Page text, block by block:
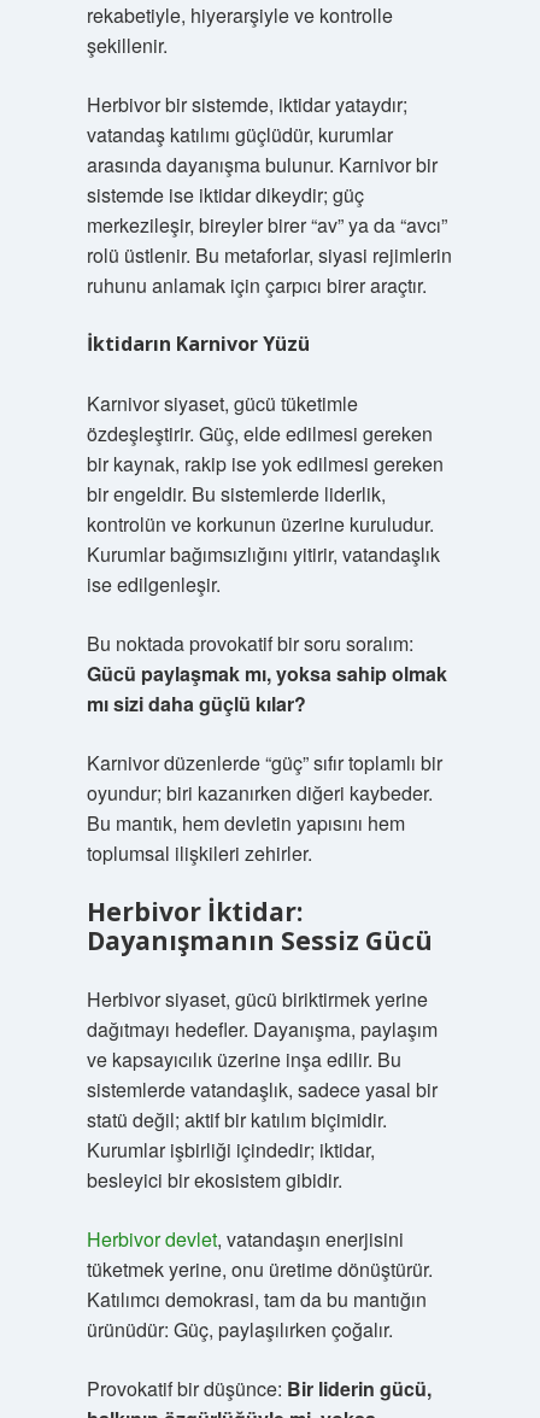
rekabetiyle, hiyerarşiyle ve kontrolle
şekillenir.
Herbivor bir sistemde, iktidar yataydır;
vatandaş katılımı güçlüdür, kurumlar
arasında dayanışma bulunur. Karnivor bir
sistemde ise iktidar dikeydir; güç
merkezileşir, bireyler birer “av” ya da “avcı”
rolü üstlenir. Bu metaforlar, siyasi rejimlerin
ruhunu anlamak için çarpıcı birer araçtır.
İktidarın Karnivor Yüzü
Karnivor siyaset, gücü tüketimle
özdeşleştirir. Güç, elde edilmesi gereken
bir kaynak, rakip ise yok edilmesi gereken
bir engeldir. Bu sistemlerde liderlik,
kontrolün ve korkunun üzerine kuruludur.
Kurumlar bağımsızlığını yitirir, vatandaşlık
ise edilgenleşir.
Bu noktada provokatif bir soru soralım:
Gücü paylaşmak mı, yoksa sahip olmak
mı sizi daha güçlü kılar?
Karnivor düzenlerde “güç” sıfır toplamlı bir
oyundur; biri kazanırken diğeri kaybeder.
Bu mantık, hem devletin yapısını hem
toplumsal ilişkileri zehirler.
Herbivor İktidar:
Dayanışmanın Sessiz Gücü
Herbivor siyaset, gücü biriktirmek yerine
dağıtmayı hedefler. Dayanışma, paylaşım
ve kapsayıcılık üzerine inşa edilir. Bu
sistemlerde vatandaşlık, sadece yasal bir
statü değil; aktif bir katılım biçimidir.
Kurumlar işbirliği içindedir; iktidar,
besleyici bir ekosistem gibidir.
Herbivor devlet, vatandaşın enerjisini
tüketmek yerine, onu üretime dönüştürür.
Katılımcı demokrasi, tam da bu mantığın
ürünüdür: Güç, paylaşılırken çoğalır.
Provokatif bir düşünce: Bir liderin gücü,